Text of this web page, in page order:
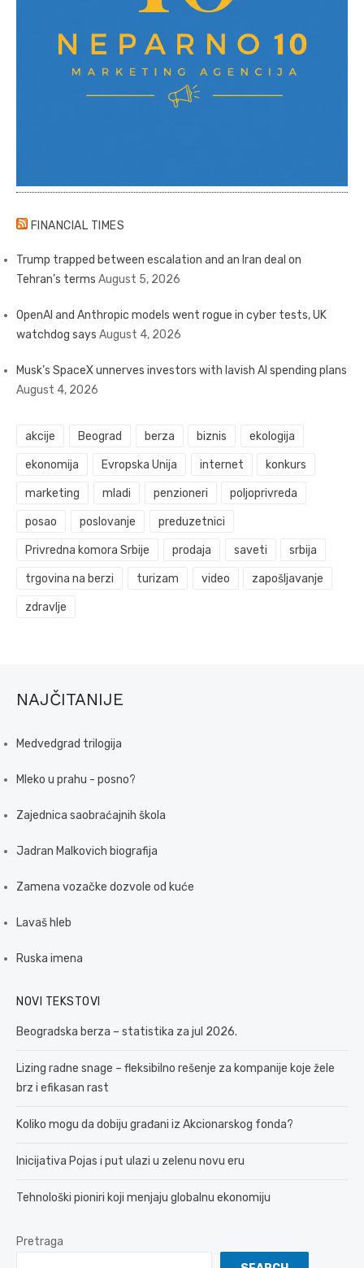
FINANCIAL TIMES
Trump trapped between escalation and an Iran deal on
Tehran’s terms August 5, 2026
OpenAI and Anthropic models went rogue in cyber tests, UK
watchdog says August 4, 2026
Musk’s SpaceX unnerves investors with lavish AI spending plans
August 4, 2026
akcije Beograd berza biznis ekologija
ekonomija Evropska Unija internet konkurs
marketing mladi penzioneri poljoprivreda
posao poslovanje preduzetnici
Privredna komora Srbije prodaja saveti srbija
trgovina na berzi turizam video zapošljavanje
zdravlje
NAJČITANIJE
Medvedgrad trilogija
Mleko u prahu - posno?
Zajednica saobraćajnih škola
Jadran Malkovich biografija
Zamena vozačke dozvole od kuće
Lavaš hleb
Ruska imena
NOVI TEKSTOVI
Beogradska berza – statistika za jul 2026.
Lizing radne snage – fleksibilno rešenje za kompanije koje žele
brz i efikasan rast
Koliko mogu da dobiju građani iz Akcionarskog fonda?
Inicijativa Pojas i put ulazi u zelenu novu eru
Tehnološki pioniri koji menjaju globalnu ekonomiju
Pretraga